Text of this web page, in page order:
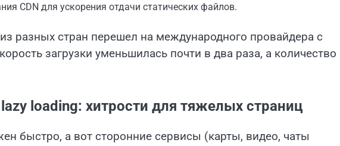
CDN для ускорения отдачи статических файлов.
разных стран перешел на международного провайдера с
загрузки уменьшилась почти в два раза, а количество
loading: хитрости для тяжелых страниц
быстро, а вот сторонние сервисы (карты, видео, чаты